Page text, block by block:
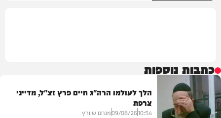
כתבות נוספות
הלך לעולמו הרה"ג חיים פרץ זצ"ל, מדייני
צרפת
10:54
09/08/26מנחם שוורץ